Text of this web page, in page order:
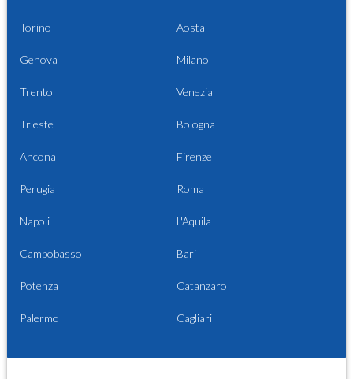
Torino Aosta
Genova Milano
Trento Venezia
Trieste Bologna
Ancona Firenze
Perugia Roma
Napoli L'Aquila
Campobasso Bari
Potenza Catanzaro
Palermo Cagliari